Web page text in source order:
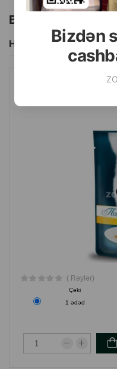
Bizdən
Bu brendin başqa
Hamısını Gör
( Rəylər)
Çəki
1 ədəd